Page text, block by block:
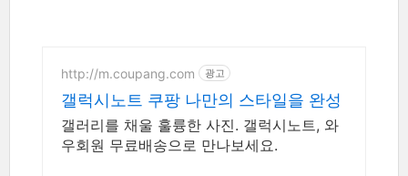
http://m.coupang.com 광고
갤럭시노트 쿠팡 나만의 스타일을 완성
갤러리를 채울 훌륭한 사진. 갤럭시노트, 와
우회원 무료배송으로 만나보세요.